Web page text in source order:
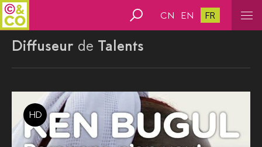
CN EN FR
Diffuseur de Talents
HD